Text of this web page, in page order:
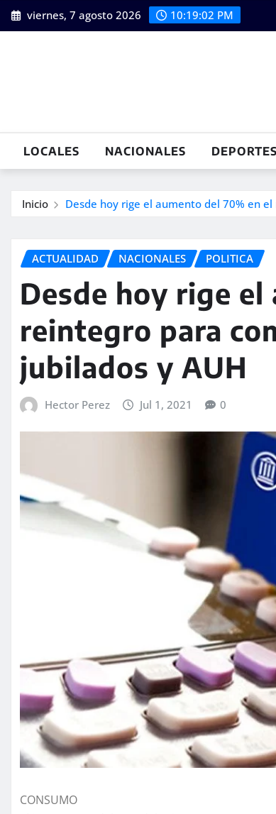
Saltar
al
viernes, 7 agosto 2026 10:19:03 PM
LOCALES NACIONALES DEPORTES
Inicio Desde hoy rige el aumento del 70% en
ACTUALIDAD NACIONALES POLITICA
Desde hoy rige
reintegro para
jubilados y AUH
Hector Perez Jul 1, 2021 0
CONSUMO